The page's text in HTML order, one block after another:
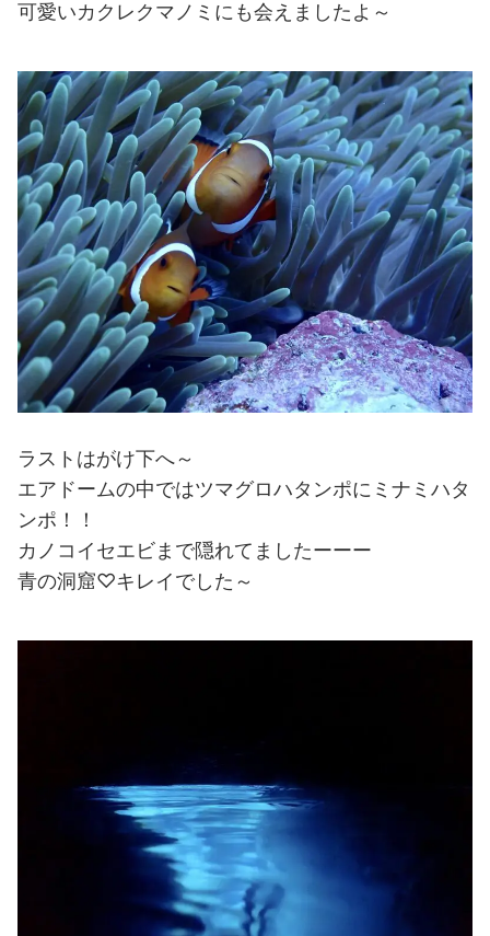
可愛いカクレクマノミにも会えましたよ～
ラストはがけ下へ～
エアドームの中ではツマグロハタンポにミナミハタ
ンポ！！
カノコイセエビまで隠れてましたーーー
青の洞窟♡キレイでした～